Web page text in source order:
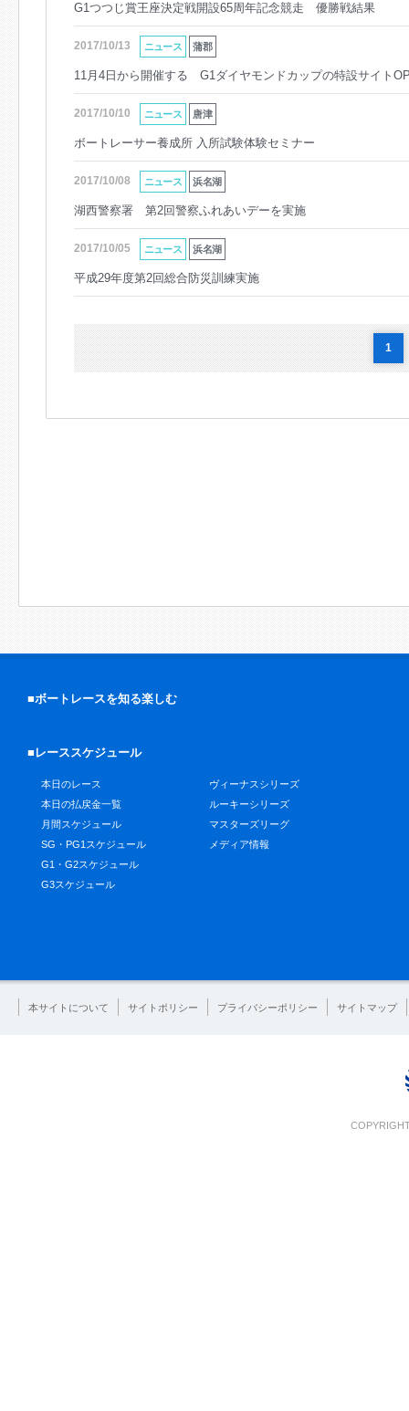
G1つつじ賞王座決定戦開設65周年記念競走 優勝戦結果
2017/10/13 ニュース 蒲郡
11月4日から開催する G1ダイヤモンドカップの特設サイト
2017/10/10 ニュース 唐津
ボートレーサー養成所 入所試験体験セミナー
2017/10/08 ニュース 浜名湖
湖西警察署 第2回警察ふれあいデーを実施
2017/10/05 ニュース 浜名湖
平成29年度第2回総合防災訓練実施
1
■ボートレースを知る楽しむ
■レーススケジュール
本日のレース
本日の払戻金一覧
月間スケジュール
SG・PG1スケジュール
G1・G2スケジュール
G3スケジュール
ヴィーナスシリーズ
ルーキーシリーズ
マスターズリーグ
メディア情報
本サイトについて サイトポリシー プライバシーポリシー サイトマップ